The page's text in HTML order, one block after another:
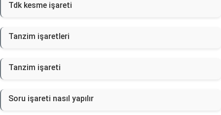
Tdk kesme işareti
Tanzim işaretleri
Tanzim işareti
Soru işareti nasıl yapılır